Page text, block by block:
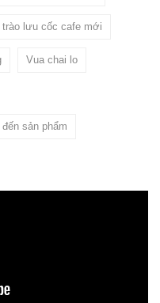
trào lưu cốc cafe mới
Vua chai lo
sản phẩm